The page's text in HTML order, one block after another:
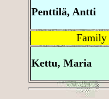
Penttilä, Antti
Family
Kettu, Maria